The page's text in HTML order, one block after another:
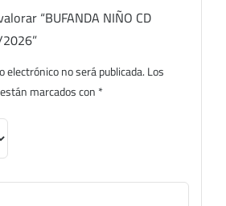
“BUFANDA NIÑO CD
electrónico no será publicada.Los
marcados con*